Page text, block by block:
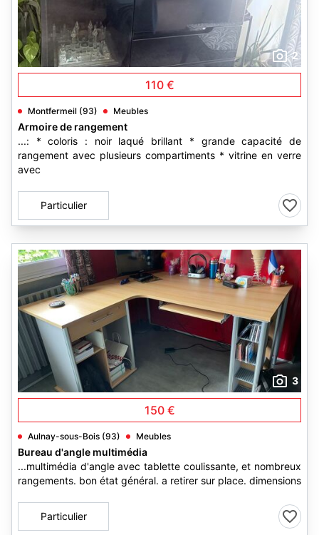
2
110 €
Montfermeil (93) Meubles
Armoire de rangement
...: * coloris : noir laqué brillant * grande capacité de
rangement avec plusieurs compartiments * vitrine en verre
avec
Particulier
3
150 €
Aulnay-sous-Bois (93) Meubles
Bureau d'angle multimédia
...multimédia d'angle avec tablette coulissante, et nombreux
rangements. bon état général. a retirer sur place. dimensions
Particulier